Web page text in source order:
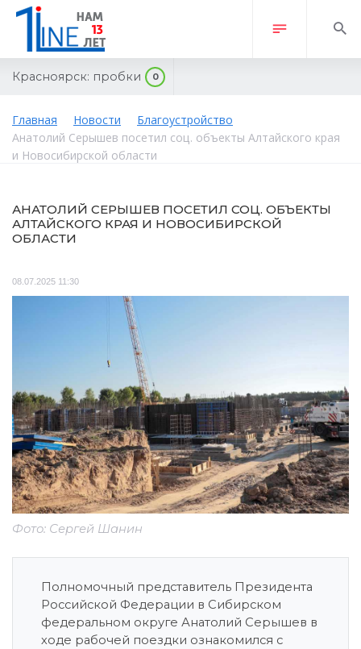
Красноярск: пробки 0
Главная Новости
Благоустройство
Анатолий Серышев посетил соц. объекты Алтайского края
и Новосибирской области
АНАТОЛИЙ СЕРЫШЕВ ПОСЕТИЛ СОЦ. ОБЪЕКТЫ
АЛТАЙСКОГО КРАЯ И НОВОСИБИРСКОЙ
ОБЛАСТИ
08.07.2025 11:30
Фото: Сергей Шанин
Полномочный представитель Президента
Российской Федерации в Сибирском
федеральном округе Анатолий Серышев в
ходе рабочей поездки ознакомился с